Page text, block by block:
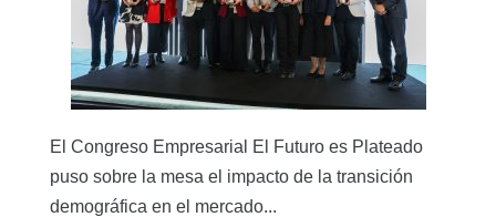
El Congreso Empresarial El Futuro es Plateado
puso sobre la mesa el impacto de la transición
demográfica en el mercado...